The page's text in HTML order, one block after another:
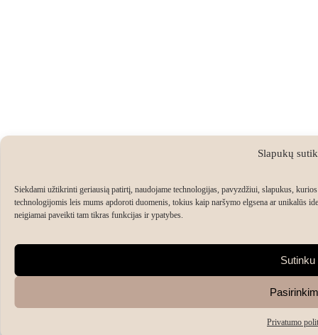
Slapukų
Siekdami užtikrinti geriausią patirtį, naudojame technologijas, pavyzdžiui, slapukus,
technologijomis leis mums apdoroti duomenis, tokius kaip naršymo elgsena ar unikalūs
neigiamai paveikti tam tikras funkcijas ir ypatybes.
Sutinku
Privatumo